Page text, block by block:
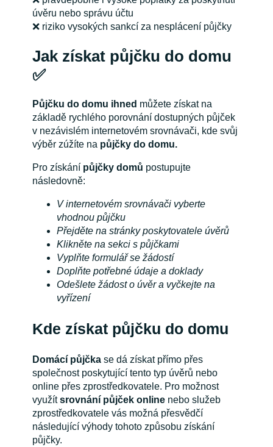
úvěru nebo správu účtu
❌ riziko vysokých sankcí za nesplácení půjčky
Jak získat půjčku do domu
✅
Půjčku do domu ihned můžete získat na
základě rychlého porovnání dostupných půjček
v nezávislém internetovém srovnávači, kde svůj
výběr zúžíte na půjčky do domu.
Pro získání půjčky domů postupujte
následovně:
V internetovém srovnávači vyberte
vhodnou půjčku
Přejděte na stránky poskytovatele úvěrů
Klikněte na sekci s půjčkami
Vyplňte formulář se žádostí
Doplňte potřebné údaje a doklady
Odešlete žádost o úvěr a vyčkejte na
vyřízení
Kde získat půjčku do domu
Domácí půjčkase dá získat přímo přes
společnost poskytující tento typ úvěrů nebo
online přes zprostředkovatele. Pro možnost
využítsrovnání půjček onlinenebo služeb
zprostředkovatele vás možná přesvědčí
následující výhody tohoto způsobu získání
půjčky.